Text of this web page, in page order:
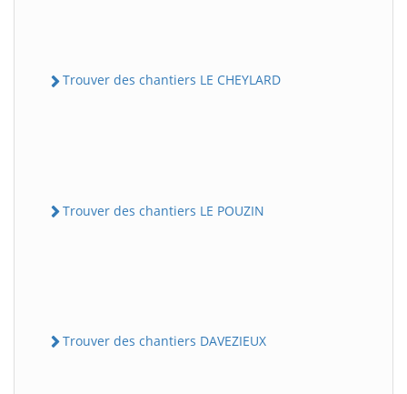
Trouver des chantiers LE CHEYLARD
Trouver des chantiers LE POUZIN
Trouver des chantiers DAVEZIEUX